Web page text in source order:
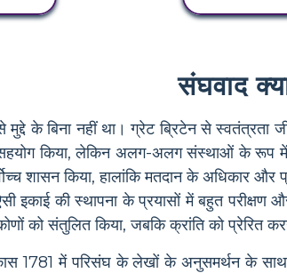
संघवाद
मुद्दे के बिना नहीं था। ग्रेट ब्रिटेन से
सहयोग किया, लेकिन अलग-अलग संस्थाओं के रूप
शासन किया, हालांकि मतदान के अधिकार और
की स्थापना के प्रयासों में बहुत परीक्षण
को संतुलित किया, जबकि क्रांति को प्रेरित
1781 में परिसंघ के लेखों के अनुसमर्थन के साथ